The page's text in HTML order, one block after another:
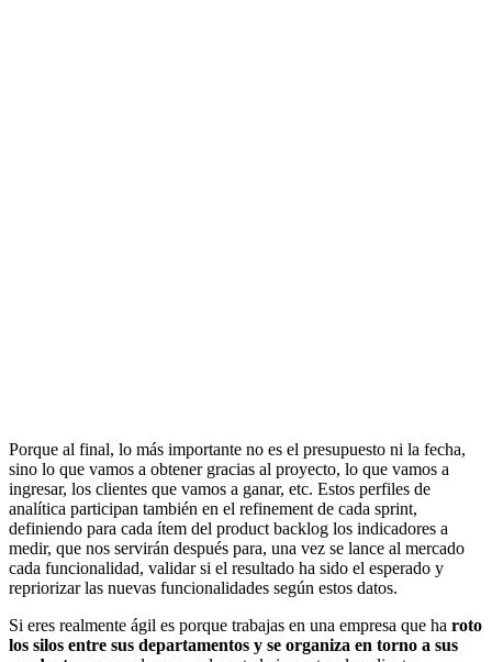
Porque al final, lo más importante no es el presupuesto ni la fecha,
sino lo que vamos a obtener gracias al proyecto, lo que vamos a
ingresar, los clientes que vamos a ganar, etc. Estos perfiles de
analítica participan también en el refinement de cada sprint,
definiendo para cada ítem del product backlog los indicadores a
medir, que nos servirán después para, una vez se lance al mercado
cada funcionalidad, validar si el resultado ha sido el esperado y
repriorizar las nuevas funcionalidades según estos datos.
Si eres realmente ágil es porque trabajas en una empresa que ha roto
los silos entre sus departamentos y se organiza en torno a sus